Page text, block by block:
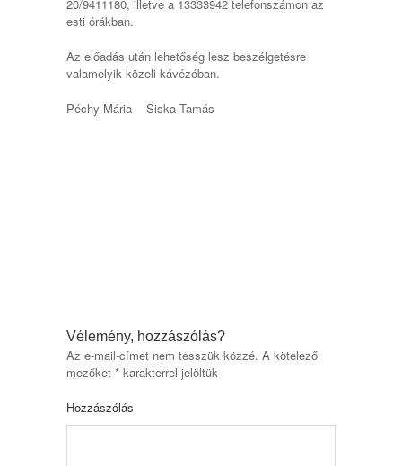
20/9411180, illetve a 13333942 telefonszámon az
esti órákban.
Az előadás után lehetőség lesz beszélgetésre
valamelyik közeli kávézóban.
Péchy Mária Siska Tamás
Vélemény, hozzászólás?
Az e-mail-címet nem tesszük közzé. A kötelező
mezőket * karakterrel jelöltük
Hozzászólás